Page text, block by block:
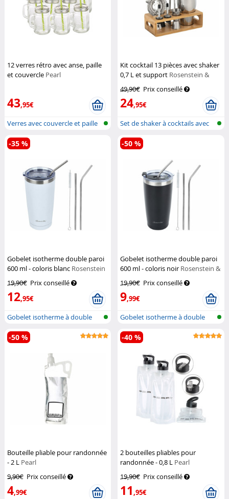
12 verres rétro avec anse, paille
et couvercle Pearl
43,95€
Verres avec couvercle et paille
Kit cocktail 13 pièces avec shaker
0,7 L et support Rosenstein &
49,90€ Prix conseillé
24,95€
Set de shaker à cocktails avec
supp...
Gobelet isotherme double paroi
600 ml - coloris blanc Rosenstein
19,90€ Prix conseillé
12,95€
-35 %
Gobelet isotherme à double
paroi
Gobelet isotherme double paroi
600 ml - coloris noir Rosenstein &
19,90€ Prix conseillé
9,99€
-50 %
Gobelet isotherme à double
paroi
Bouteille pliable pour randonnée
- 2 L Pearl
9,90€ Prix conseillé
4,99€
-50 %
2 bouteilles pliables pour
randonnée - 0,8 L Pearl
19,90€ Prix conseillé
11,95€
-40 %